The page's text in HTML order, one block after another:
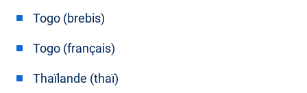
Togo (brebis)
Togo (français)
Thaïlande (thaï)